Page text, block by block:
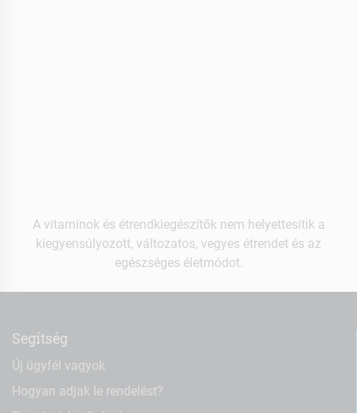
A vitaminok és étrendkiegészítők nem helyettesítik a
kiegyensúlyozott, változatos, vegyes étrendet és az
egészséges életmódot.
Segítség
Új ügyfél vagyok
Hogyan adjak le rendelést?